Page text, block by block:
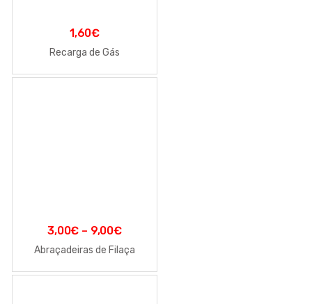
1,60€
Recarga de Gás
3,00€ – 9,00€
Abraçadeiras de Filaça